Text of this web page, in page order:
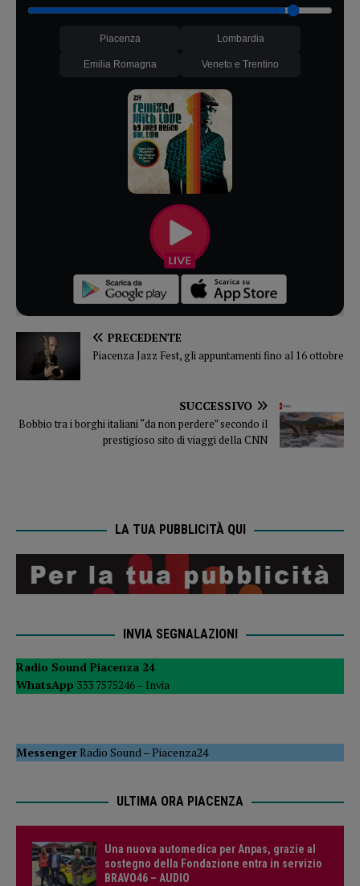
Piacenza Lombardia
Emilia Romagna Veneto e Trentino
PRECEDENTE
Piacenza Jazz Fest, gli appuntamenti fino al 16 ottobre
SUCCESSIVO
Bobbio tra i borghi italiani “da non perdere” secondo il
prestigioso sito di viaggi della CNN
LA TUA PUBBLICITÀ QUI
INVIA SEGNALAZIONI
Radio Sound Piacenza 24
WhatsApp 333 7575246 – Invia
MessengerRadio Sound–Piacenza24
ULTIMA ORA PIACENZA
Una nuova automedica per Anpas, grazie al
sostegno della Fondazione entra in servizio
BRAVO46 – AUDIO